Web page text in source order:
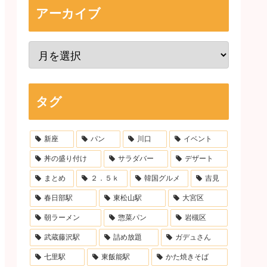
アーカイブ
タグ
新座 パン 川口 イベント
丼の盛り付け サラダバー デザート
まとめ ２．５ｋ 韓国グルメ 吉見
春日部駅 東松山駅 大宮区
朝ラーメン 惣菜パン 岩槻区
武蔵藤沢駅 詰め放題 ガデュさん
七里駅 東飯能駅 かた焼きそば